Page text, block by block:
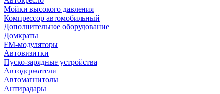
Мойки высокого давления
Компрессор автомобильный
Дополнительное оборудование
Домкраты
FM-модуляторы
Автовизитки
Пуско-зарядные устройства
Автодержатели
Автомагнитолы
Антирадары